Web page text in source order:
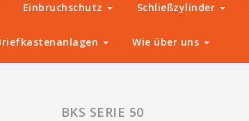
Einbruchschutz Schließzylinder
Wie über uns
BKS SERIE 50